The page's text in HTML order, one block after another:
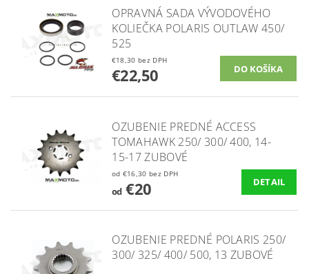
OPRAVNÁ SADA VÝVODOVÉHO
KOLIEČKA POLARIS OUTLAW 450/
525
€18,30 bez DPH
€22,50
OZUBENIE PREDNÉ ACCESS
TOMAHAWK 250/ 300/ 400, 14-
15-17 ZUBOVÉ
od €16,30 bez DPH
od€20 DETAIL
OZUBENIE PREDNÉ POLARIS 250/
300/ 325/ 400/ 500, 13 ZUBOVÉ